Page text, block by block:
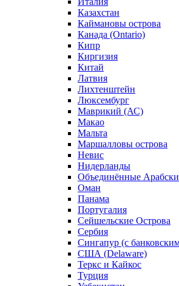
Казахстан
Каймановы острова
Канада (Ontario)
Кипр
Киргизия
Китай
Латвия
Лихтенштейн
Люксембург
Маврикий (АС)
Макао
Мальта
Маршалловы острова
Нeвис
Нидерланды
Объединённые
Оман
Панама
Португалия
Сейшельские Острова
Сербия
Сингапур (c
США (Delaware)
Теркс и Кайкос
Турция